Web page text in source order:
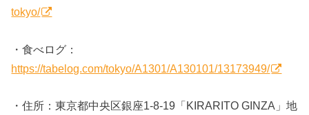
tokyo/
・食べログ：
https://tabelog.com/tokyo/A1301/A130101/13173949/
・住所：東京都中央区銀座1-8-19「KIRARITO GINZA」地